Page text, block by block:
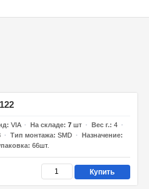
VIA На складе 7шт Вес г. 4
Тип монтажа SMD
Назначение
66шт.
Купить